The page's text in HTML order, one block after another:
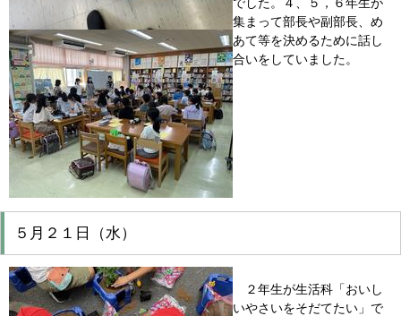
集まって部長や副部長、め
あて等を決めるために話し
合いをしていました。
５月２１日（水）
２年生が生活科「おいし
いやさいをそだてたい」で